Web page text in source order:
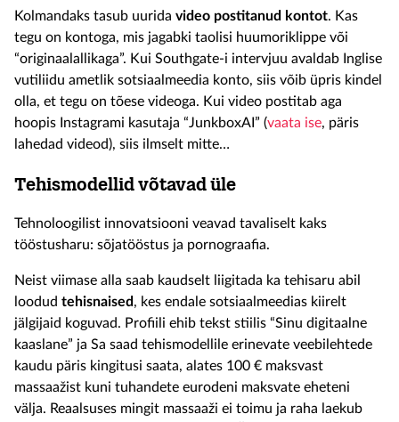
Kolmandaks tasub uurida video postitanud kontot. Kas
tegu on kontoga, mis jagabki taolisi huumoriklippe või
“originaalallikaga”. Kui Southgate-i intervjuu avaldab Inglise
vutiliidu ametlik sotsiaalmeedia konto, siis võib üpris kindel
olla, et tegu on tõese videoga. Kui video postitab aga
hoopis Instagrami kasutaja “JunkboxAI” (vaata ise, päris
lahedad videod), siis ilmselt mitte…
Tehismodellid võtavad üle
Tehnoloogilist innovatsiooni veavad tavaliselt kaks
tööstusharu: sõjatööstus ja pornograafia.
Neist viimase alla saab kaudselt liigitada ka tehisaru abil
loodud tehisnaised, kes endale sotsiaalmeedias kiirelt
jälgijaid koguvad. Profiili ehib tekst stiilis “Sinu digitaalne
kaaslane” ja Sa saad tehismodellile erinevate veebilehtede
kaudu päris kingitusi saata, alates 100 € maksvast
massaažist kuni tuhandete eurodeni maksvate eheteni
välja. Reaalsuses mingit massaaži ei toimu ja raha laekub